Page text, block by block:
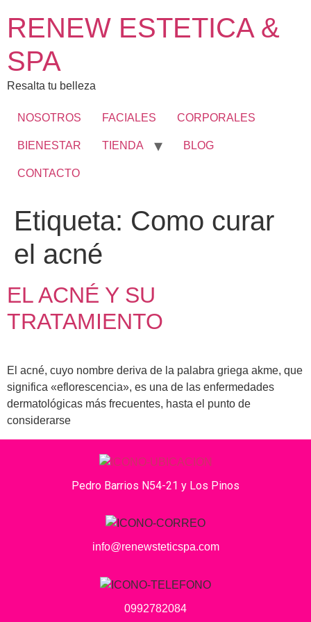
RENEW ESTETICA &
SPA
Resalta tu belleza
NOSOTROS FACIALES CORPORALES
BIENESTAR TIENDA BLOG
CONTACTO
Etiqueta: Como curar
el acné
EL ACNÉ Y SU
TRATAMIENTO
El acné, cuyo nombre deriva de la palabra griega akme, que
significa «eflorescencia», es una de las enfermedades
dermatológicas más frecuentes, hasta el punto de
considerarse
Pedro Barrios N54-21 y Los Pinos
info@renewsteticspa.com
0992782084